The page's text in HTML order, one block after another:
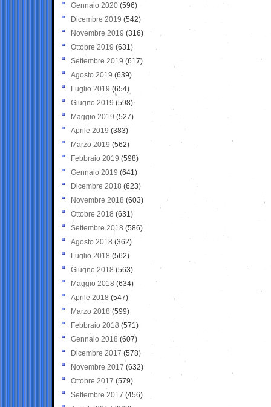
Gennaio 2020 (596)
Dicembre 2019 (542)
Novembre 2019 (316)
Ottobre 2019 (631)
Settembre 2019 (617)
Agosto 2019 (639)
Luglio 2019 (654)
Giugno 2019 (598)
Maggio 2019 (527)
Aprile 2019 (383)
Marzo 2019 (562)
Febbraio 2019 (598)
Gennaio 2019 (641)
Dicembre 2018 (623)
Novembre 2018 (603)
Ottobre 2018 (631)
Settembre 2018 (586)
Agosto 2018 (362)
Luglio 2018 (562)
Giugno 2018 (563)
Maggio 2018 (634)
Aprile 2018 (547)
Marzo 2018 (599)
Febbraio 2018 (571)
Gennaio 2018 (607)
Dicembre 2017 (578)
Novembre 2017 (632)
Ottobre 2017 (579)
Settembre 2017 (456)